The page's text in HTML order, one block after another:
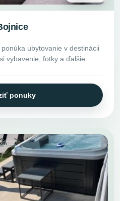
ubytovanie v destinácii
vybavenie, fotky a ďalšie
ponuky